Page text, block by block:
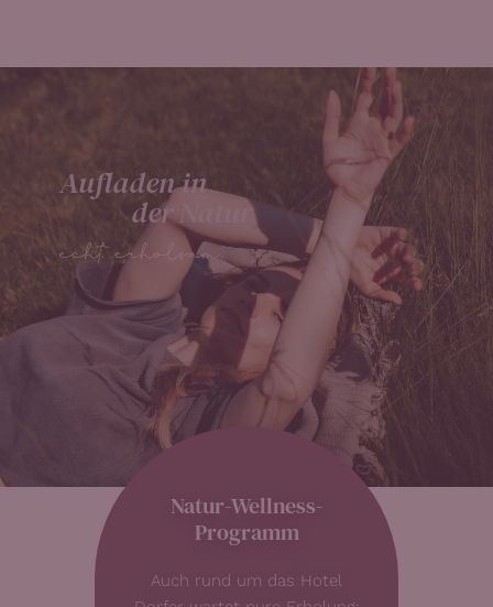
Aufladen in
der Natur
Natur-Wellness-
Programm
Auch rund um das Hotel